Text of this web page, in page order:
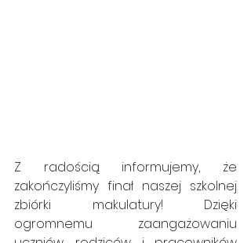
Z radością informujemy, że
zakończyliśmy finał naszej szkolnej
zbiórki makulatury! Dzięki
ogromnemu zaangażowaniu